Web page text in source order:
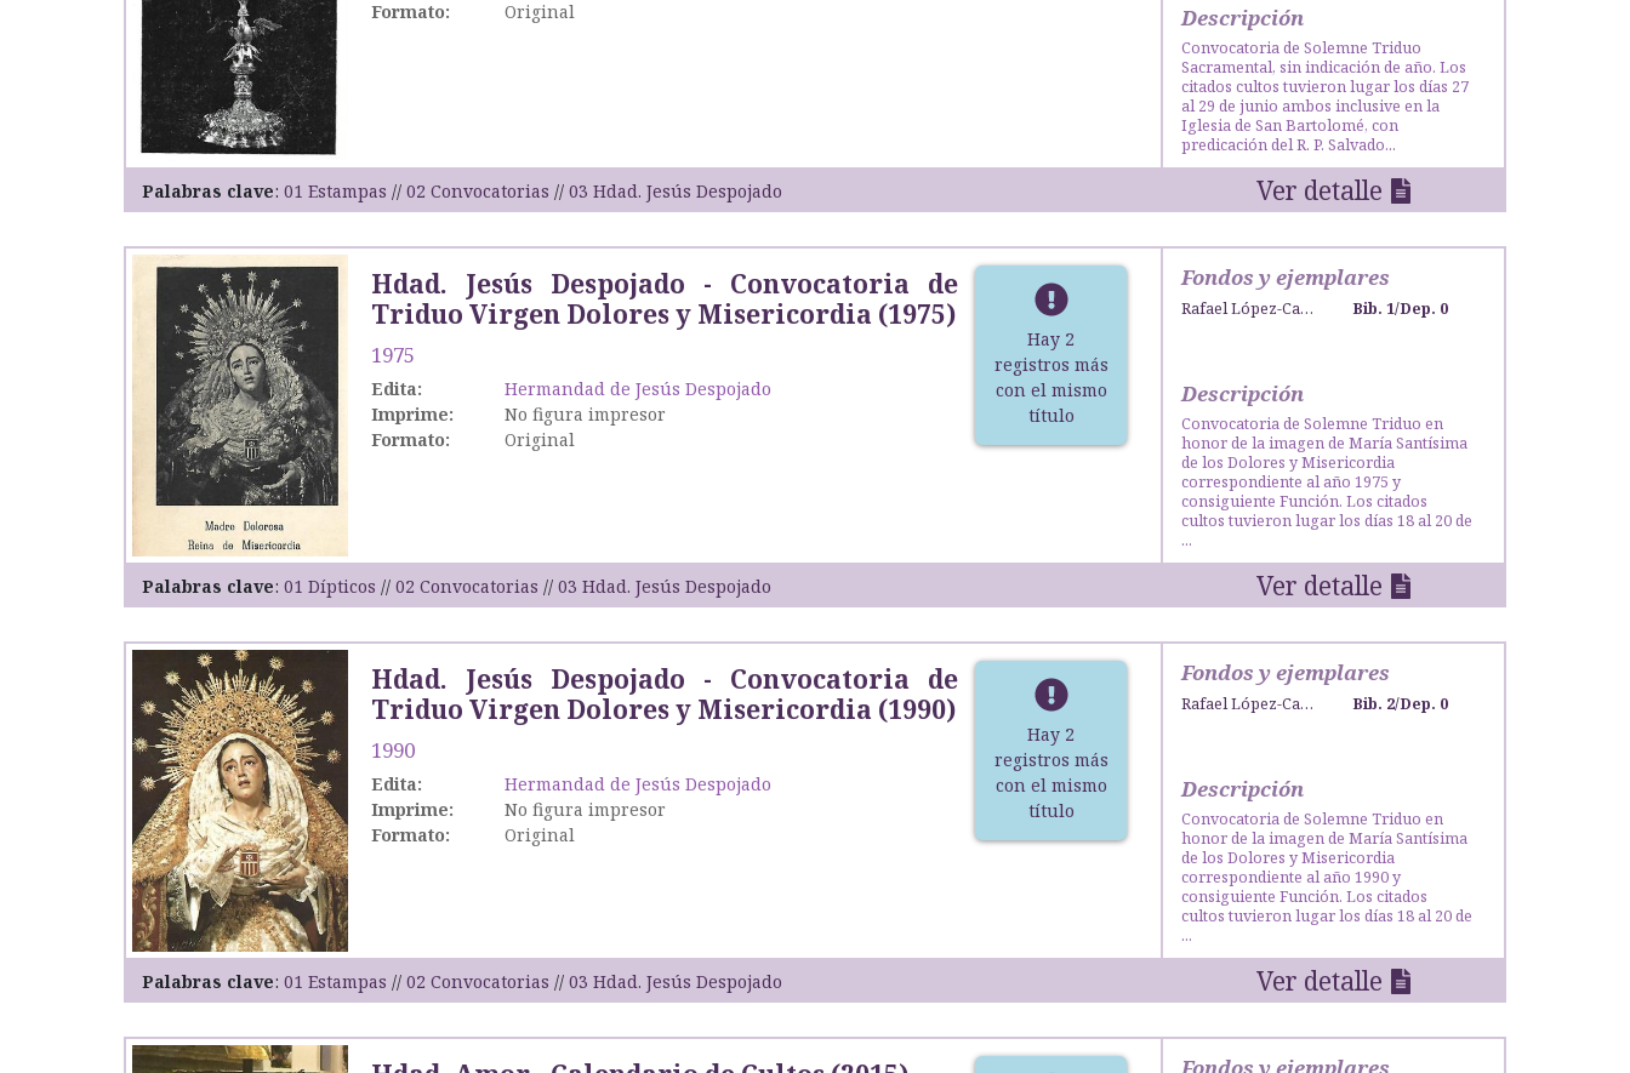
Formato:
Original Descripción
Convocatoria de Solemne Triduo
Sacramental, sin indicación de año. Los
citados cultos tuvieron lugar los días 27
al 29 de junio ambos inclusive en la
Iglesia de San Bartolomé, con
predicación del R. P. Salvado...
Palabras clave 01 Estampas 02 Convocatorias 03 Hdad. Jesús Despojado Ver detalle
Hay 2
registros más
con el mismo
título
Hdad. Jesús Despojado - Convocatoria de
Triduo Virgen Dolores y Misericordia (1975)
1975
Edita:
Hermandad de Jesús Despojado
Imprime:
No figura impresor
Formato:
Original
Fondos y ejemplares
Rafael López-Campos Bodineau Bib. 1/Dep. 0
Descripción
Convocatoria de Solemne Triduo en
honor de la imagen de María Santísima
de los Dolores y Misericordia
correspondiente al año 1975 y
consiguiente Función. Los citados
cultos tuvieron lugar los días 18 al 20 de
...
Palabras clave 01 Dípticos 02 Convocatorias 03 Hdad. Jesús Despojado Ver detalle
Hay 2
registros más
con el mismo
título
Hdad. Jesús Despojado - Convocatoria de
Triduo Virgen Dolores y Misericordia (1990)
1990
Edita:
Hermandad de Jesús Despojado
Imprime:
No figura impresor
Formato:
Original
Fondos y ejemplares
Rafael López-Campos Bodineau Bib. 2/Dep. 0
Descripción
Convocatoria de Solemne Triduo en
honor de la imagen de María Santísima
de los Dolores y Misericordia
correspondiente al año 1990 y
consiguiente Función. Los citados
cultos tuvieron lugar los días 18 al 20 de
...
Palabras clave 01 Estampas 02 Convocatorias 03 Hdad. Jesús Despojado Ver detalle